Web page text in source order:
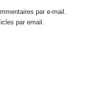
par e-mail.
par email.